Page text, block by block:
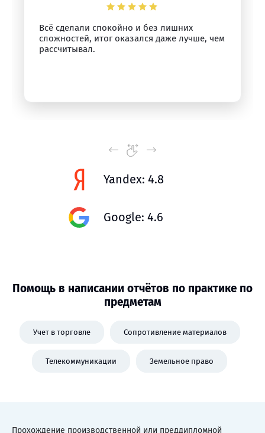
Всё сделали спокойно и без лишних
сложностей, итог оказался даже лучше, чем
рассчитывал.
Yandex: 4.8
Google: 4.6
Помощь в написании отчётов по практике по
предметам
Учет в торговле Сопротивление материалов
Телекоммуникации Земельное право
Прохождение производственной или преддипломной